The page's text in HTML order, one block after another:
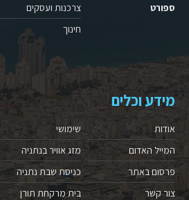
ספורט
צרכנות ועסקים
חינוך
מידע וכלים
אודות
המייל האדום
פרסום באתר
צור קשר
שימושי
מזג אוויר בנתניה
כניסת שבת נתניה
בית מרקחת תורן